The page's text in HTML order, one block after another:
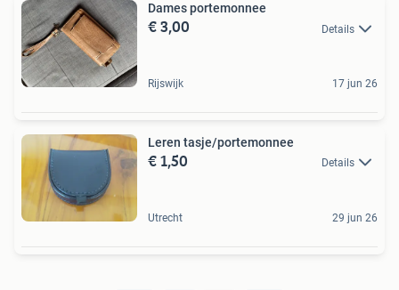
Dames portemonnee
€ 3,00 Details
Rijswijk 17 jun 26
Leren tasje/portemonnee
€ 1,50 Details
Utrecht 29 jun 26